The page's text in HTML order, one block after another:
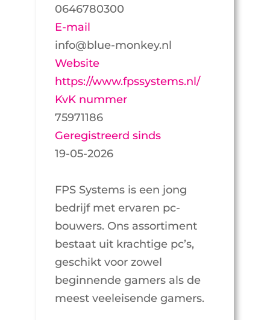
0646780300
E-mail
info@blue-monkey.nl
Website
https://www.fpssystems.nl/
KvK nummer
75971186
Geregistreerd sinds
19-05-2026
FPS Systems is een jong
bedrijf met ervaren pc-
bouwers. Ons assortiment
bestaat uit krachtige pc’s,
geschikt voor zowel
beginnende gamers als de
meest veeleisende gamers.